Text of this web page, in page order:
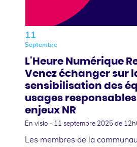
11
Septembre
L'Heure Numérique
Venez échanger sur
sensibilisation des
usages
enjeux NR
En visio - 11 septembre 2025 de
Les membres de la